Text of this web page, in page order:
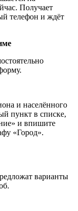
Получает
телефон и ждёт
и населённого
пункт в списке,
и впишите
«Город».
варианты